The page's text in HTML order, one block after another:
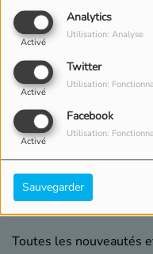
Analytics
Activé
Utilisation: Analyse
Twitter
Activé
Utilisation:
Facebook
Activé
Utilisation:
Sauvegarder
7665 VUES
Toutes les nouveautés